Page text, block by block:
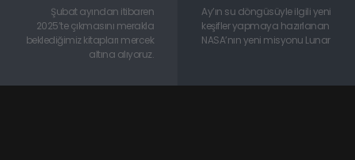
Şubat ayından itibaren
2025’te çıkmasını merakla
beklediğimiz kitapları mercek
altına alıyoruz.
Ay’ın su döngüsüyle ilgili yeni
keşifler yapmaya hazırlanan
NASA’nın yeni misyonu Lunar